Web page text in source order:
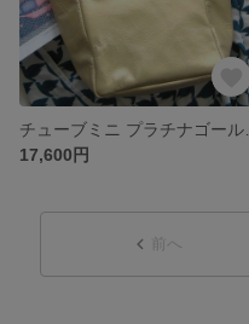
17,600円
前へ